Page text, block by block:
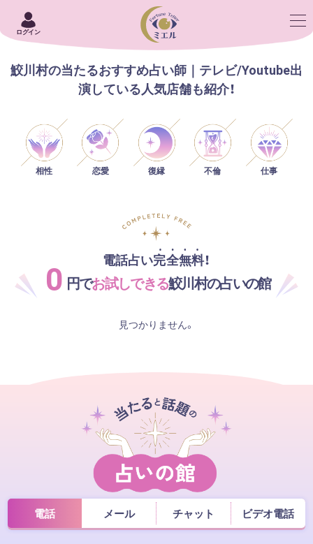
ログイン
鮫川村の当たるおすすめ占い師｜テレビ/Youtube出
演している人気店舗も紹介！
相性 恋愛 復縁 不倫 仕事
電話占い完全無料！
0 円でお試しできる鮫川村の占いの館
見つかりません。
電話 メール チャット ビデオ電話